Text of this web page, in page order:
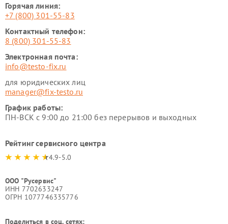
Горячая линия:
+7 (800) 301-55-83
Контактный телефон:
8 (800) 301-55-83
Электронная почта:
info@testo-fix.ru
для юридических лиц
manager@fix-testo.ru
График работы:
ПН-ВСК с 9:00 до 21:00 без перерывов и выходных
Рейтинг сервисного центра
4.9-5.0
ООО "Русервис"
ИНН 7702633247
ОГРН 1077746335776
Поделиться в соц. сетях: